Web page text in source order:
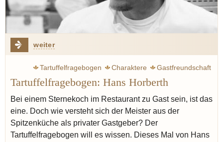
weiter
Tartuffelfragebogen Charaktere
Gastfreundschaft
Horberth Hans
Tartuffelfragebogen: Hans Horberth
Bei einem Sternekoch im Restaurant zu Gast sein, ist das
eine. Doch wie versteht sich der Meister aus der
Spitzenküche als privater Gastgeber? Der
Tartuffelfragebogen will es wissen. Dieses Mal von Hans